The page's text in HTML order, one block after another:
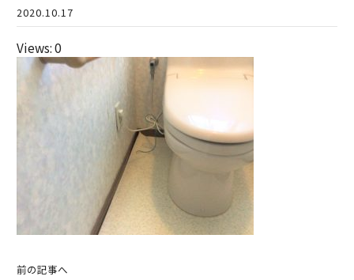
2020.10.17
Views: 0
前の記事へ